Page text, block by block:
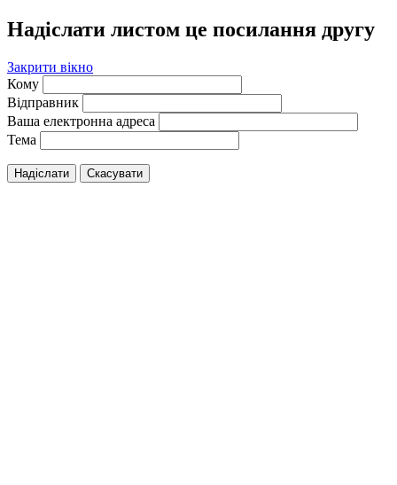
Надіслати листом це посилання другу
Закрити вікно
Кому
Відправник
Ваша електронна адреса
Тема
Надіслати Скасувати